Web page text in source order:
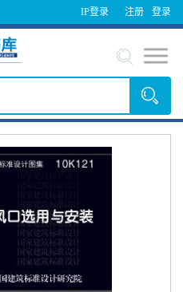
IP登录 登录
注册